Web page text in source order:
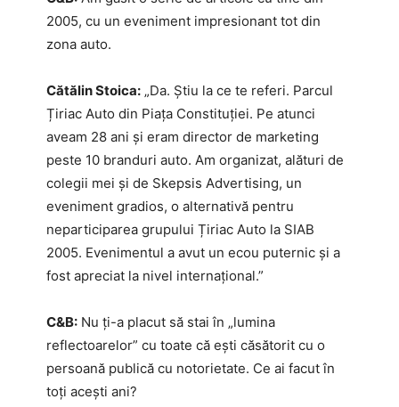
2005, cu un eveniment impresionant tot din
zona auto.
Cătălin Stoica: „Da. Știu la ce te referi. Parcul
Țiriac Auto din Piața Constituției. Pe atunci
aveam 28 ani și eram director de marketing
peste 10 branduri auto. Am organizat, alături de
colegii mei și de Skepsis Advertising, un
eveniment gradios, o alternativă pentru
neparticiparea grupului Țiriac Auto la SIAB
2005. Evenimentul a avut un ecou puternic și a
fost apreciat la nivel internațional.”
C&B: Nu ți-a placut să stai în „lumina
reflectoarelor” cu toate că ești căsătorit cu o
persoană publică cu notorietate. Ce ai facut în
toți acești ani?